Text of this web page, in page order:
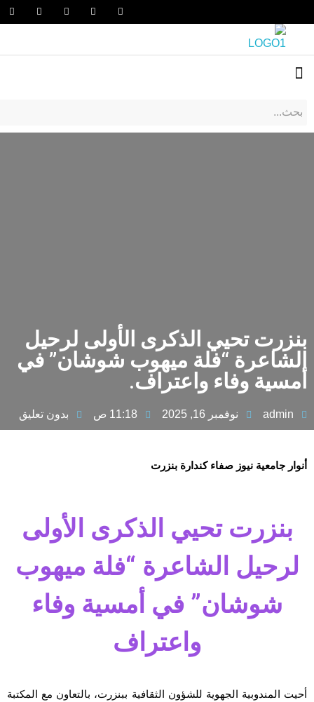
بنزرت تحيي الذكرى الأولى لرحيل
الشاعرة “فلة ميهوب شوشان” في
أمسية وفاء واعتراف.
admin نوفمبر 16, 2025 11:18 ص بدون تعليق
أنوار جامعية نيوز صفاء كندارة بنزرت
بنزرت تحيي الذكرى الأولى
لرحيل الشاعرة “فلة ميهوب
شوشان” في أمسية وفاء
واعتراف
أحيت المندوبية الجهوية للشؤون الثقافية ببنزرت، بالتعاون مع المكتبة